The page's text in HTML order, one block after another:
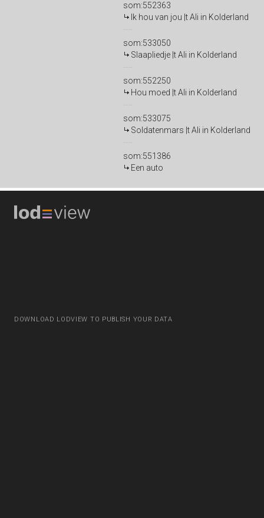
som:552363
Ik hou van jou |t Ali in Kolderland
som:533050
Slaapliedje |t Ali in Kolderland
som:552250
Hou moed |t Ali in Kolderland
som:533075
Soldatenmars |t Ali in Kolderland
som:551386
Een auto
DOWNLOAD LODVIEW TO PUBLISH YOUR DATA